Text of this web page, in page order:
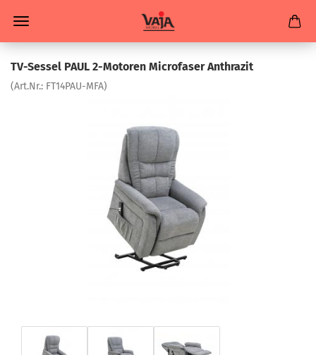
TV-Sessel PAUL 2-Motoren Microfaser Anthrazit
(Art.Nr.: FT14PAU-MFA)